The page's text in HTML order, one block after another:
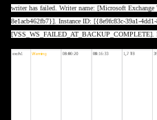
writer has failed. Writer name: [Microsoft
8e1acb462fb7}]. Instance ID: [{8e9fc83c-39a1-
[VSS_WS_FAILED_AT_BACKUP_ COMPLETE].